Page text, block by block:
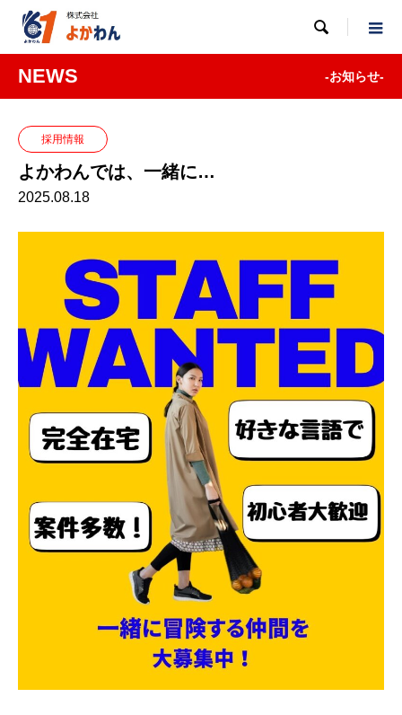

NEWS -お知らせ-
採用情報
よかわんでは、一緒に…
2025.08.18